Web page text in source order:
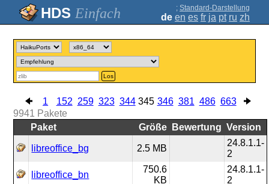
Einfach ; Standard-Darstellung
de en es fr ja pt ru zh
Los
1 152 259 323 344 345 346 381 486 663
9941 Pakete
Paket
Größe Bewertung Version
libreoffice_bg 2.5 MB
24.8.1.1-
2
libreoffice_bn
750.6
KB
24.8.1.1-
2